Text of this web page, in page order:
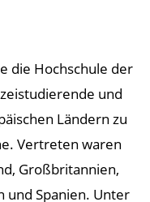
die Hochschule der
und
Ländern zu
Vertreten waren
Großbritannien,
und Spanien. Unter